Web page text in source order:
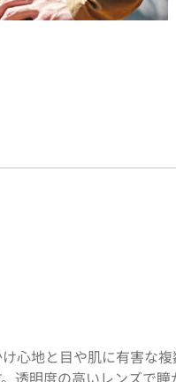
心地と目や肌に有害な
透明度の高いレンズで